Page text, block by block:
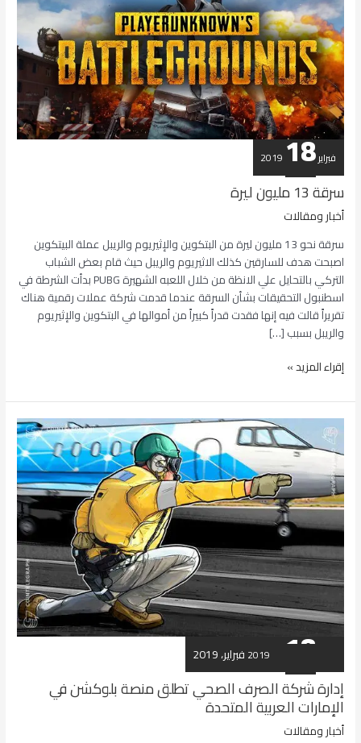
فبراير18
2019
سرقة 13 مليون ليرة
أخبار ومقالات
سرقة نحو 13 مليون ليرة من البتكوين والإثيريوم والريبل عملة البيتكوين
اصبحت هدف للسارقين كذلك الاثيريوم والريبل حيث قام بعض الشباب
التركي بالتحايل علي الانظة من خلال اللعبه الشهيرة PUBG بدأت الشرطة في
اسطنبول التحقيقات بشأن السرقة عندما قدمت شركة عملات رقمية هناك
تقريراً قالت فيه إنها فقدت قدراً كبيراً من أموالها في البتكوين والإثيريوم
والريبل بسبب […]
س
ق
ة
3
م
ل
ي
و
ن
ل
ي
ة
إقراء المزيد »
18
2019
إدارة شركة الصرف الصحي تطلق منصة بلوكشن في
الإمارات العربية المتحدة
أخبار ومقالات